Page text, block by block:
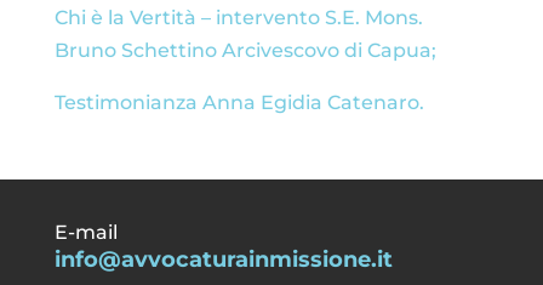
Chi è la Vertità – intervento S.E. Mons.
Bruno Schettino Arcivescovo di Capua;
Testimonianza Anna Egidia Catenaro.
E-mail
info@avvocaturainmissione.it